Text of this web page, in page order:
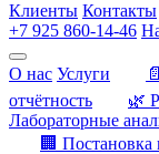
Клиенты Контакты
+7 925 860-14-46
О нас Услуги
отчётность
🌿
Лабораторные
🏢